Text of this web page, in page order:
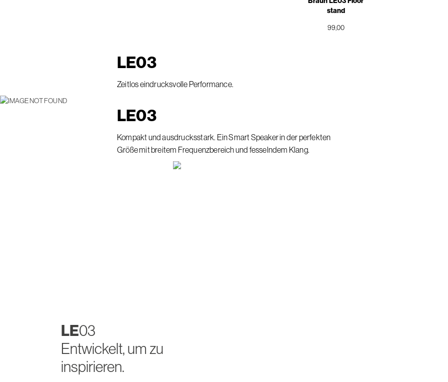
stand
99,00
LE03
Zeitlos eindrucksvolle Performance.
LE03
Kompakt und ausdrucksstark. Ein Smart Speaker in der perfekten
Größe mit breitem Frequenzbereich und fesselndem Klang.
LE03
Entwickelt, um zu
inspirieren.